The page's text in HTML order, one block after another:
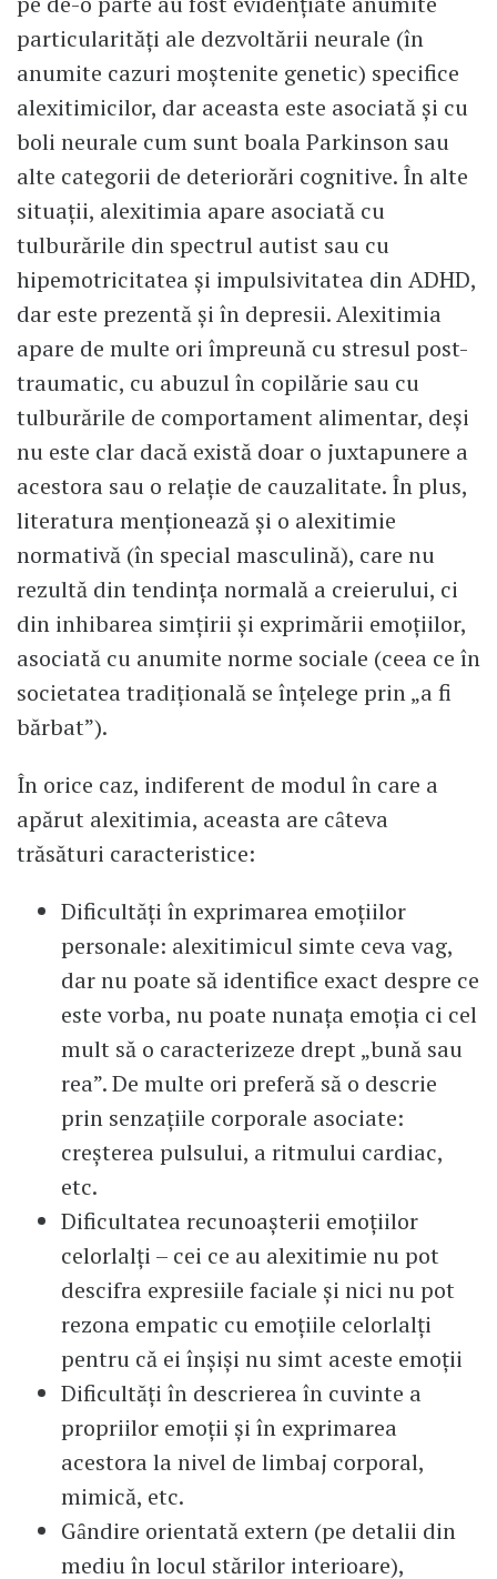
particularităţi ale dezvoltării neurale (în
anumite cazuri moştenite genetic) specifice
alexitimicilor, dar aceasta este asociată şi cu
boli neurale cum sunt boala Parkinson sau
alte categorii de deteriorări cognitive. În alte
situaţii, alexitimia apare asociată cu
tulburările din spectrul autist sau cu
hipemotricitatea şi impulsivitatea din ADHD,
dar este prezentă şi în depresii. Alexitimia
apare de multe ori împreună cu stresul post-
traumatic, cu abuzul în copilărie sau cu
tulburările de comportament alimentar, deşi
nu este clar dacă există doar o juxtapunere a
acestora sau o relaţie de cauzalitate. În plus,
literatura menţionează şi o alexitimie
normativă (în special masculină), care nu
rezultă din tendinţa normală a creierului, ci
din inhibarea simţirii şi exprimării emoţiilor,
asociată cu anumite norme sociale (ceea ce în
societatea tradiţională se înţelege prin „a fi
bărbat”).
În orice caz, indiferent de modul în care a
apărut alexitimia, aceasta are cȃteva
trăsături caracteristice:
Dificultăţi în exprimarea emoţiilor
personale: alexitimicul simte ceva vag,
dar nu poate să identifice exact despre ce
este vorba, nu poate nunaţa emoţia ci cel
mult să o caracterizeze drept „bună sau
rea”. De multe ori preferă să o descrie
prin senzaţiile corporale asociate:
creşterea pulsului, a ritmului cardiac,
etc.
Dificultatea recunoaşterii emoţiilor
celorlalţi – cei ce au alexitimie nu pot
descifra expresiile faciale şi nici nu pot
rezona empatic cu emoţiile celorlalţi
pentru că ei înşişi nu simt aceste emoţii
Dificultăţi în descrierea în cuvinte a
propriilor emoţii şi în exprimarea
acestora la nivel de limbaj corporal,
mimică, etc.
Gȃndire orientată extern (pe detalii din
mediu în locul stărilor interioare),